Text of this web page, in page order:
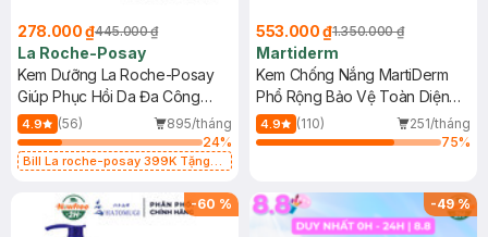
278.000 ₫445.000 ₫
La Roche-Posay
Kem Dưỡng La Roche-Posay
Giúp Phục Hồi Da Đa Công
Dụng 40ml
4.9 (56)
895/tháng
24%
Bill La roche-posay 399K Tặng
(SL có hạn)
553.000 ₫1.350.000 ₫
Martiderm
Kem Chống Nắng MartiDerm
Phổ Rộng Bảo Vệ Toàn Diện
40ml
4.9 (110)
251/tháng
75%
-60 % -49%